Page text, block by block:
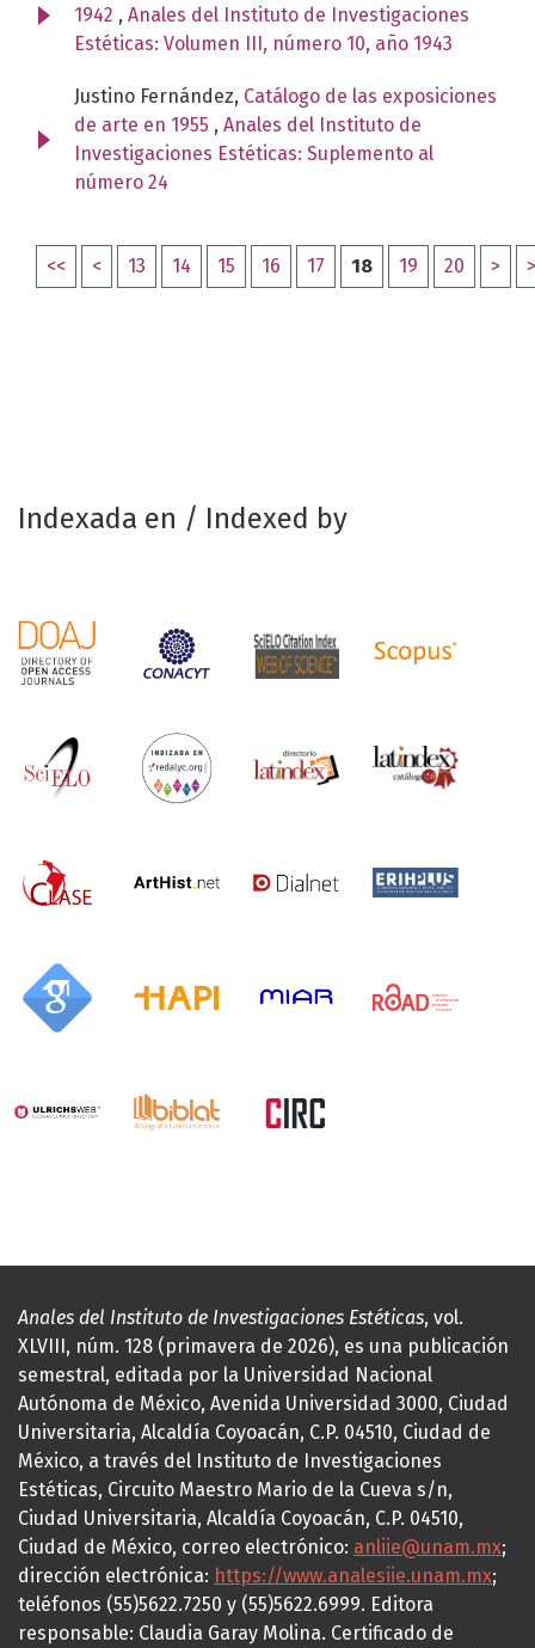
1942 , Anales del Instituto de Investigaciones
Estéticas: Volumen III, número 10, año 1943
Justino Fernández, Catálogo de las exposiciones
de arte en 1955 , Anales del Instituto de
Investigaciones Estéticas: Suplemento al
número 24
<< < 13 14 15 16 17 18 19 20 >
Indexada en / Indexed by
Anales del Instituto de Investigaciones Estéticas, vol.
XLVIII, núm. 128 (primavera de 2026), es una publicación
semestral, editada por la Universidad Nacional
Autónoma de México, Avenida Universidad 3000, Ciudad
Universitaria, Alcaldía Coyoacán, C.P. 04510, Ciudad de
México, a través del Instituto de Investigaciones
Estéticas, Circuito Maestro Mario de la Cueva s/n,
Ciudad Universitaria, Alcaldía Coyoacán, C.P. 04510,
Ciudad de México, correo electrónico: anliie@unam.mx;
dirección electrónica: https://www.analesiie.unam.mx;
teléfonos (55)5622.7250 y (55)5622.6999. Editora
responsable: Claudia Garay Molina. Certificado de